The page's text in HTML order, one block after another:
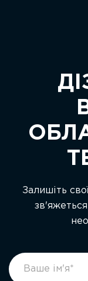
Залишіть
footer
form
If
you